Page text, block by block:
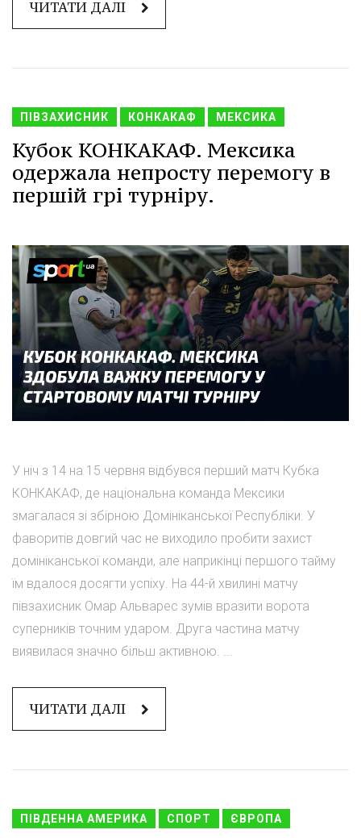
ЧИТАТИ ДАЛІ
ПІВЗАХИСНИК КОНКАКАФ МЕКСИКА
Кубок КОНКАКАФ. Мексика
одержала непросту перемогу в
першій грі турніру.
У ніч з 14 на 15 червня відбувся перший матч Кубка
КОНКАКАФ, де національна команда Мексики
змагалася зі збірною Домініканської Республіки. У
фаворитів довгий час не виходило пробити захист
домініканської команди, але наприкінці першого тайму
їм вдалося досягти успіху. На 44-й хвилині матчу
півзахисник Омар Альварес зумів вразити ворота
суперників точним ударом. Друга частина матчу
виявилася значно більш активною. ...
ЧИТАТИ ДАЛІ
ПІВДЕННА АМЕРИКА СПОРТ ЄВРОПА